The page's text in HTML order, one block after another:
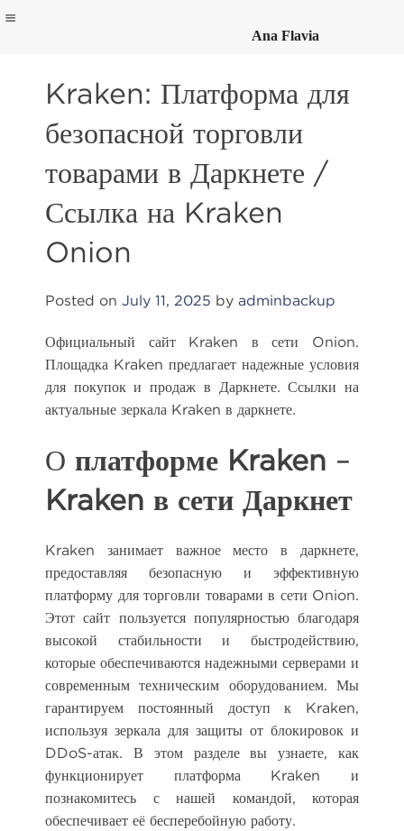
contentKraken: Платформа для
безопасной торговли
товарами в Даркнете /
Ссылка на Kraken
Onion
Posted on July 11, 2025 by adminbackup
Официальный сайт Kraken в сети Onion.
Площадка Kraken предлагает надежные условия
для покупок и продаж в Даркнете. Ссылки на
актуальные зеркала Kraken в даркнете.
О платформе Kraken –
Kraken в сети Даркнет
Kraken занимает важное место в даркнете,
предоставляя безопасную и эффективную
платформу для торговли товарами в сети Onion.
Этот сайт пользуется популярностью благодаря
высокой стабильности и быстродействию,
которые обеспечиваются надежными серверами и
современным техническим оборудованием. Мы
гарантируем постоянный доступ к Kraken,
используя зеркала для защиты от блокировок и
DDoS-атак. В этом разделе вы узнаете, как
функционирует платформа Kraken и
познакомитесь с нашей командой, которая
обеспечивает её бесперебойную работу.
Ana Flavia